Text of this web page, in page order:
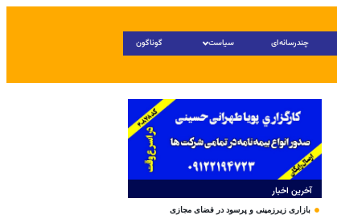
چندرسانه‌ای سیاست گوناگون
آخرین اخبار
بازاری زیرزمینی و پرسود در فضای مجازی